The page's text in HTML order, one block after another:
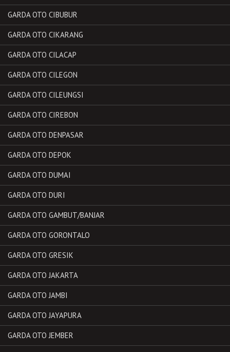
GARDA OTO CIBUBUR
GARDA OTO CIKARANG
GARDA OTO CILACAP
GARDA OTO CILEGON
GARDA OTO CILEUNGSI
GARDA OTO CIREBON
GARDA OTO DENPASAR
GARDA OTO DEPOK
GARDA OTO DUMAI
GARDA OTO DURI
GARDA OTO GAMBUT/BANJAR
GARDA OTO GORONTALO
GARDA OTO GRESIK
GARDA OTO JAKARTA
GARDA OTO JAMBI
GARDA OTO JAYAPURA
GARDA OTO JEMBER